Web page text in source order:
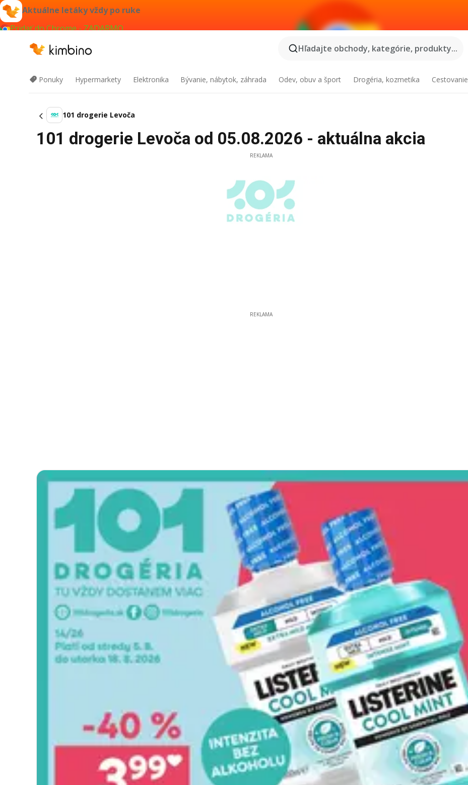
Aktuálne letáky vždy po ruke
Pridať do Chrome - ZADARMO
Hľadajte obchody, kategórie, produkty...
Ponuky Hypermarkety Elektronika Bývanie, nábytok, záhrada Odev, obuv a šport Drogéria, kozmetika Cestovanie
101 drogerie Levoča
101 drogerie Levoča od 05.08.2026 - aktuálna akcia
REKLAMA
REKLAMA